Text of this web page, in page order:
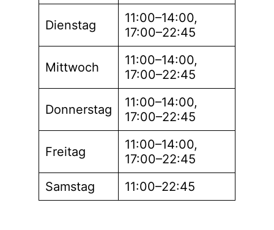
Dienstag
11:00–14:00,
17:00–22:45
Mittwoch
11:00–14:00,
17:00–22:45
Donnerstag
11:00–14:00,
17:00–22:45
Freitag
11:00–14:00,
17:00–22:45
Samstag
11:00–22:45